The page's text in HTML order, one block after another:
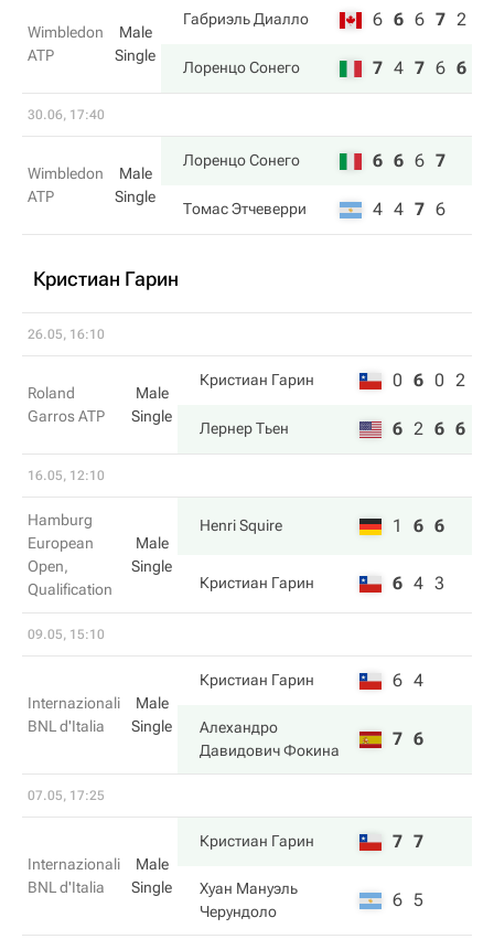
Wimbledon
ATP
Male
Single
Габриэль Диалло 6 6 6 7 2
Лоренцо Сонего 7 4 7 6 6
30.06, 17:40
Wimbledon
ATP
Male
Single
Лоренцо Сонего 6 6 6 7
Томас Этчеверри 4 4 7 6
Кристиан Гарин
26.05, 16:10
Roland
Garros ATP
Male
Single
Кристиан Гарин 0 6 0 2
Лернер Тьен 6 2 6 6
16.05, 12:10
Hamburg
European
Open,
Qualification
Male
Single
Henri Squire 1 6 6
Кристиан Гарин 6 4 3
09.05, 15:10
Internazionali
BNL d'Italia
Male
Single
Кристиан Гарин 6 4
Алехандро
Давидович Фокина
7 6
07.05, 17:25
Internazionali
BNL d'Italia
Male
Single
Кристиан Гарин 7 7
Хуан Мануэль
Черундоло
6 5